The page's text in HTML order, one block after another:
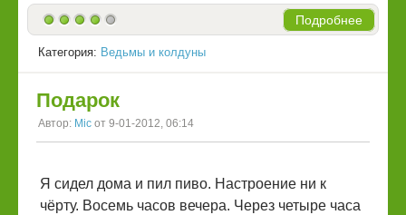
Подробнее
Категория: Ведьмы и колдуны
Подарок
Автор: Mic от 9-01-2012, 06:14
Я сидел дома и пил пиво. Настроение ни к
чёрту. Восемь часов вечера. Через четыре часа